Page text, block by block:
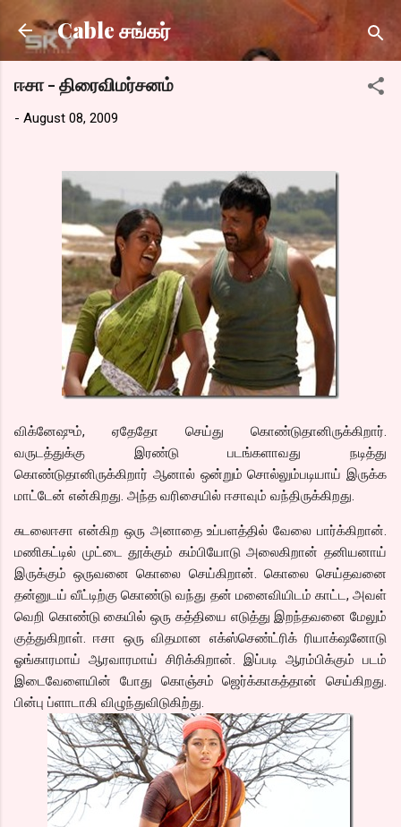
Skip to main content
Cable சங்கர்
ஈசா - திரைவிமர்சனம்
- August 08, 2009
விக்னேஷும், ஏதேதோ செய்து கொண்டுதானிருக்கிறார்.
வருடத்துக்கு இரண்டு படங்களாவது நடித்து
கொண்டுதானிருக்கிறார் ஆனால் ஒன்றும் சொல்லும்படியாய் இருக்க
மாட்டேன் என்கிறது. அந்த வரிசையில் ஈசாவும் வந்திருக்கிறது.
சுடலைஈசா என்கிற ஒரு அனாதை உப்பளத்தில் வேலை பார்க்கிறான்.
மணிகட்டில் முட்டை தூக்கும் கம்பியோடு அலைகிறான் தனியனாய்
இருக்கும் ஒருவனை கொலை செய்கிறான். கொலை செய்தவனை
தன்னுடய் வீட்டிற்கு கொண்டு வந்து தன் மனைவியிடம் காட்ட, அவள்
வெறி கொண்டு கையில் ஒரு கத்தியை எடுத்து இறந்தவனை மேலும்
குத்துகிறாள். ஈசா ஒரு விதமான எக்ஸ்செண்ட்ரிக் ரியாக்‌ஷனோடு
ஓங்காரமாய் ஆரவாரமாய் சிரிக்கிறான். இப்படி ஆரம்பிக்கும் படம்
இடைவேளையின் போது கொஞ்சம் ஜெர்க்காகத்தான் செய்கிறது.
பின்பு ப்ளாடாகி விழுந்துவிடுகிற்து.